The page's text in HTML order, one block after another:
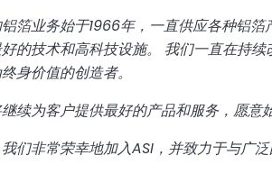
箔业务始于1966年，一直供应各种铝
的技术和高科技设施。
我们一直在持
身价值的创造者。
续为客户提供最好的产品和服务，愿意
们非常荣幸地加入ASI ，并致力于与广